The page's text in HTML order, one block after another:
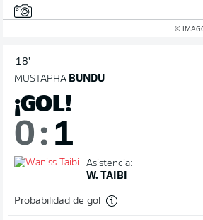
©
18'
MUSTAPHA BUNDU
¡GOL!
0: 1
Asistencia:
W. TAIBI
Probabilidad de gol